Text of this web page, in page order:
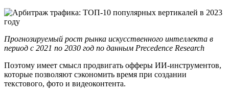
Прогнозируемый рост рынка искусственного интеллекта в
период с 2021 по 2030 год по данным Precedence Research
Поэтому имеет смысл продвигать офферы ИИ-инструментов,
которые позволяют сэкономить время при создании
текстового, фото и видеоконтента.